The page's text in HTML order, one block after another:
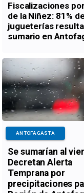
Fiscalizaciones
de la Niñez: 81%
jugueterías
sumario en
Se sumarían al
Decretan Alerta
Temprana por
precipitaciones
ANTOFAGASTA